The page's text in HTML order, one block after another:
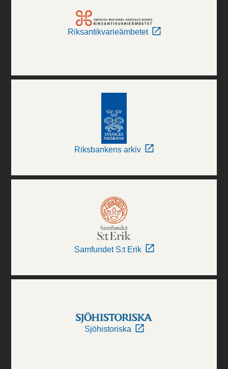
Riksantikvarieämbetet
Riksbankens arkiv
Samfundet S:t Erik
Sjöhistoriska